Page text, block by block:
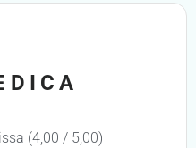
(4,00 / 5,00)